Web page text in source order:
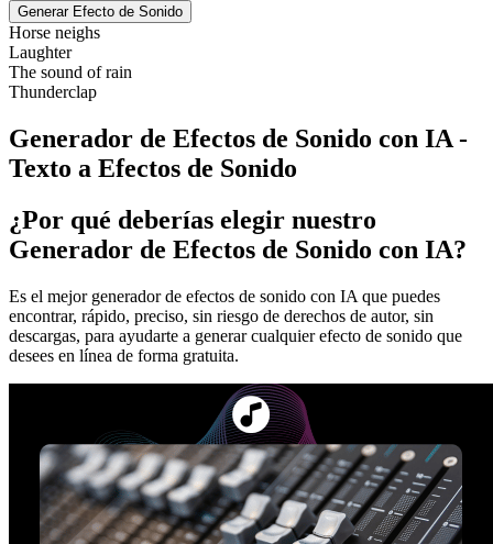
Generar Efecto de Sonido
Horse neighs
Laughter
The sound of rain
Thunderclap
Generador de Efectos de Sonido con IA -
Texto a Efectos de Sonido
¿Por qué deberías elegir nuestro
Generador de Efectos de Sonido con IA?
Es el mejor generador de efectos de sonido con IA que puedes
encontrar, rápido, preciso, sin riesgo de derechos de autor, sin
descargas, para ayudarte a generar cualquier efecto de sonido que
desees en línea de forma gratuita.